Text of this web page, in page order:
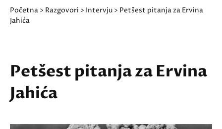
Početna > Razgovori > Intervju > Petšest pitanja za Ervina
Jahića
Petšest pitanja za Ervina
Jahića